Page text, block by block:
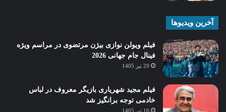
آخرین ویدیوها
فیلم ویولن نوازی بیژن مرتضوی در مراسم ویژه
فینال جام جهانی 2026
29 تیر 1405
فیلم مجید شهریاری بازیگر معروف در لباس
خادمی توجه برانگیز شد
16 تیر 1405